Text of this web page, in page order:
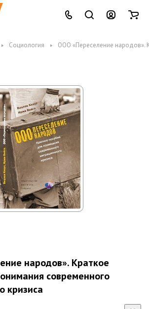
Социология ООО «Переселение народов».
народов». Краткое
современного
кризиса